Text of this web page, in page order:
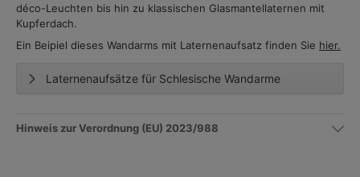
déco-Leuchten bis hin zu klassischen Glasmantellaternen mit
Kupferdach.
Ein Beipiel dieses Wandarms mit Laternenaufsatz finden Sie hier.
Laternenaufsätze für Schlesische Wandarme
Hinweis zur Verordnung (EU) 2023/988